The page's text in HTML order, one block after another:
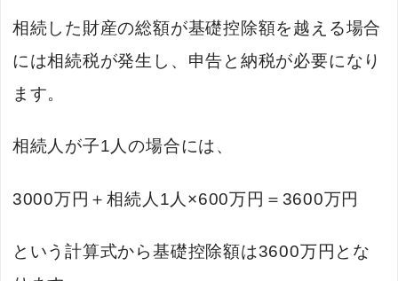
相続した財産の総額が基礎控除額を越える場合
には相続税が発生し、申告と納税が必要になり
ます。
相続人が子1人の場合には、
3000万円＋相続人1人×600万円＝3600万円
という計算式から基礎控除額は3600万円とな